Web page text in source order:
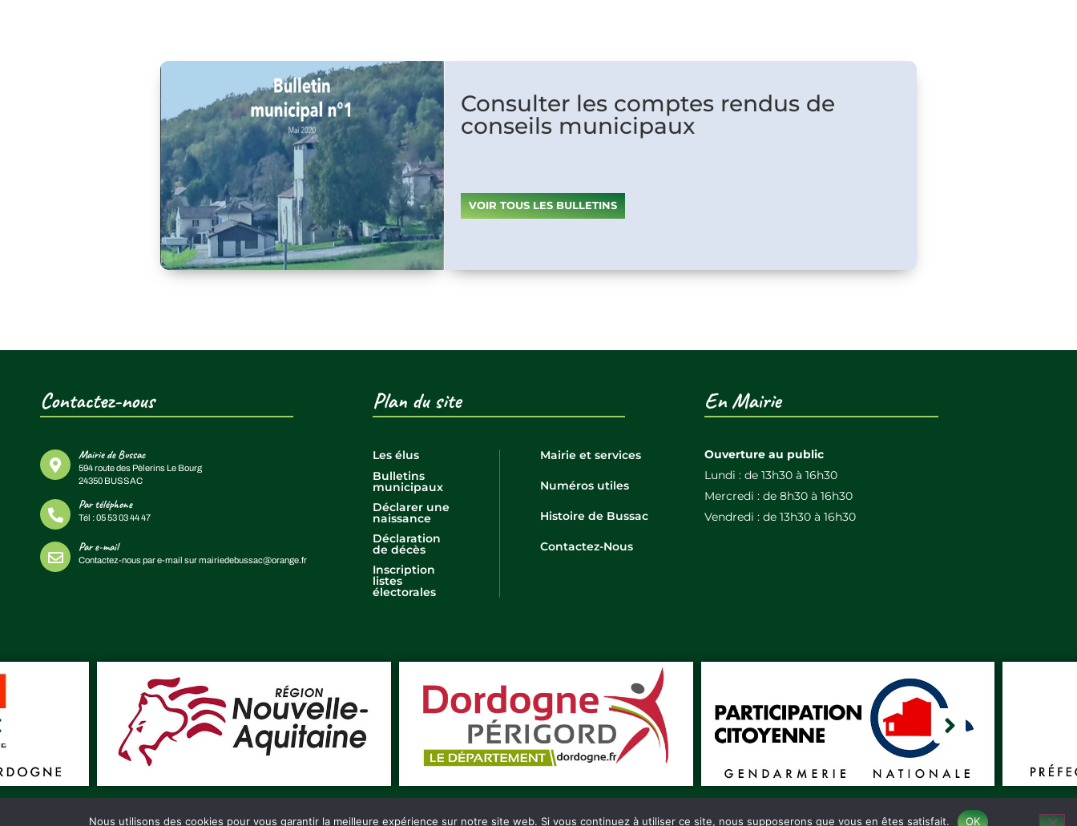
Consulter les comptes rendus de
conseils municipaux
VOIR TOUS LES BULLETINS
Contactez-nous
Mairie de Bussac
594 route des Pèlerins Le Bourg
24350 BUSSAC
Par téléphone
Tél :05 53 03 44 47
Par e-mail
Contactez-nous par e-mail surmairiedebussac@orange.fr
Plan du site
Les élus
Bulletins
municipaux
Déclarer une
naissance
Déclaration
de décès
Inscription
listes
électorales
Mairie et services
Numéros utiles
Histoire de Bussac
Contactez-Nous
En Mairie
Ouverture au public
Lundi : de 13h30 à 16h30
Mercredi : de 8h30 à 16h30
Vendredi : de 13h30 à 16h30
Nous utilisons des cookies pour vous garantir la meilleure expérience sur notre site web. Si vous continuez à utiliser ce site, nous supposerons que vous en êtes satisfait. OK